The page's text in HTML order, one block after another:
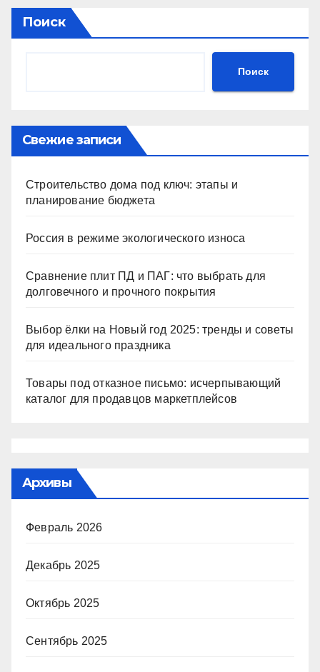
Поиск
Поиск
Свежие записи
Строительство дома под ключ: этапы и
планирование бюджета
Россия в режиме экологического износа
Сравнение плит ПД и ПАГ: что выбрать для
долговечного и прочного покрытия
Выбор ёлки на Новый год 2025: тренды и советы
для идеального праздника
Товары под отказное письмо: исчерпывающий
каталог для продавцов маркетплейсов
Архивы
Февраль 2026
Декабрь 2025
Октябрь 2025
Сентябрь 2025